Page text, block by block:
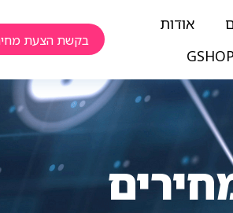
אודות
בקשת הצעת